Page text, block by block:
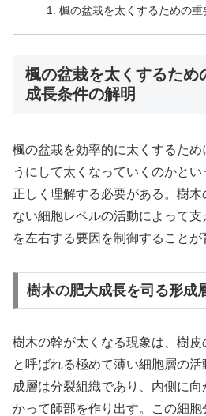
楓の盆栽を太くするための
楓の盆栽を太くするため
成長条件の解明
楓の盆栽を効率的に太くするた
うにして太くなっていくのかと
正しく理解する必要がある。樹木
ない細胞レベルの活動によって
を左右する要因を制御することが
樹木の肥大成長を司る形成
樹木の幹が太くなる現象は、樹
と呼ばれる極めて薄い細胞層の
成層は分裂組織であり、内側に
かって師部を作り出す。この細胞